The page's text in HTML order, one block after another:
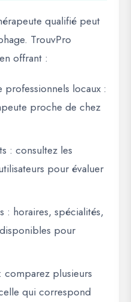
qualifié peut
TrouvPro
offrant :
locaux :
proche de chez
: consultez les
pour évaluer
: horaires, spécialités,
pour
: comparez plusieurs
qui correspond